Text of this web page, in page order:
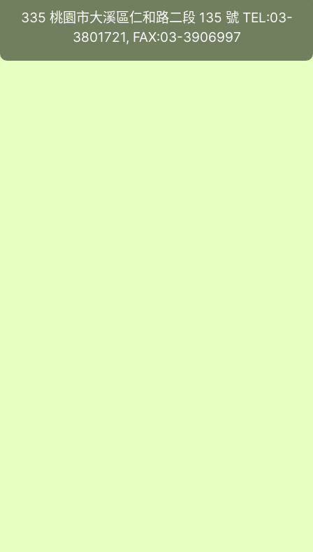
335 桃園市大溪區仁和路二段 135 號 TEL:03-
3801721, FAX:03-3906997